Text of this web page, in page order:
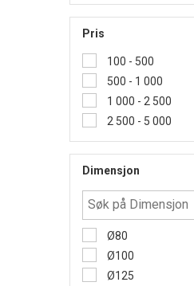
Pris
100 - 500
500 - 1 000
1 000 - 2 500
2 500 - 5 000
Dimensjon
Ø80
Ø100
Ø125